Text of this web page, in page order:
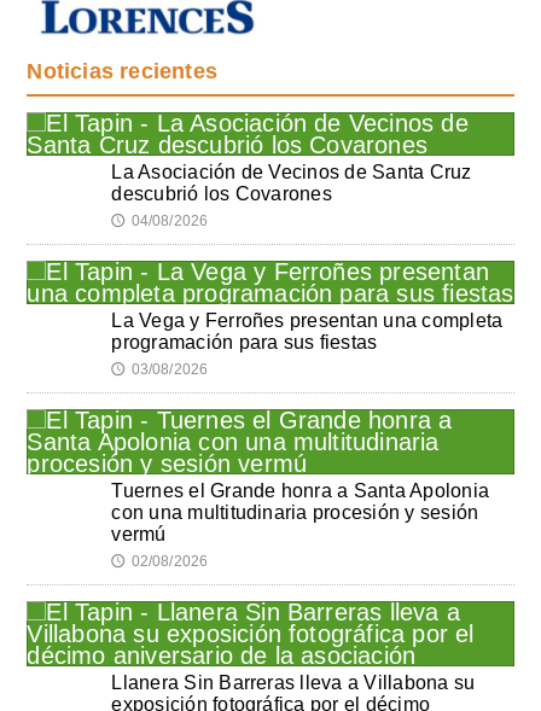
Noticias recientes
La Asociación de Vecinos de Santa Cruz
descubrió los Covarones
🕔 04/08/2026
La Vega y Ferroñes presentan una completa
programación para sus fiestas
🕔 03/08/2026
Tuernes el Grande honra a Santa Apolonia
con una multitudinaria procesión y sesión
vermú
🕔 02/08/2026
Llanera Sin Barreras lleva a Villabona su
exposición fotográfica por el décimo